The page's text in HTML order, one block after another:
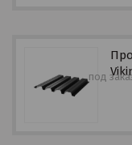
под